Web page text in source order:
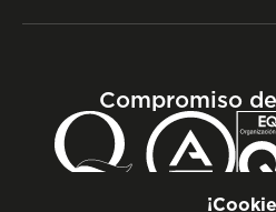
Compromiso